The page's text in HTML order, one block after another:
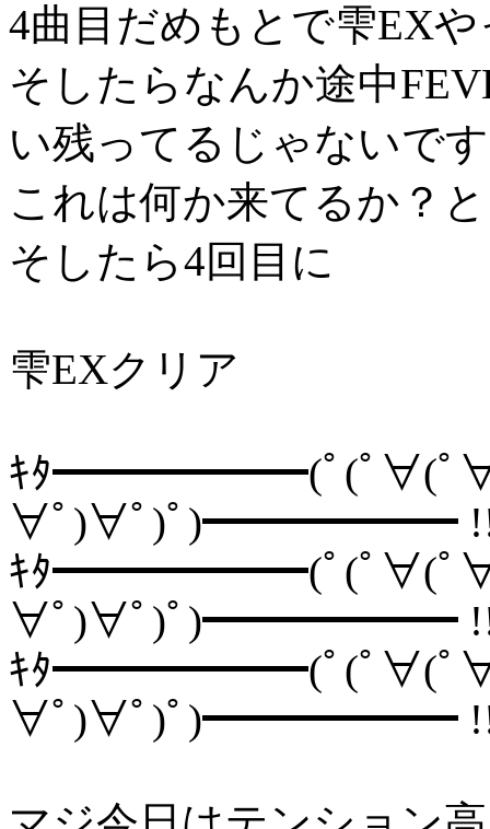
4曲目だめもとで雫EX
そしたらなんか途中
い残ってるじゃないで
これは何か来てるか？
そしたら4回目に
雫EXクリア
ｷﾀ━━━━━━(ﾟ(ﾟ∀(ﾟ∀
∀ﾟ)∀ﾟ)ﾟ)━━━━━━
ｷﾀ━━━━━━(ﾟ(ﾟ∀(ﾟ∀
∀ﾟ)∀ﾟ)ﾟ)━━━━━━
ｷﾀ━━━━━━(ﾟ(ﾟ∀(ﾟ∀
∀ﾟ)∀ﾟ)ﾟ)━━━━━━